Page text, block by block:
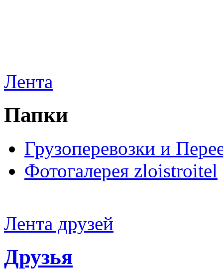
Лента
Папки
Грузоперевозки и
Фотогалерея zloistroitel
Лента друзей
Друзья